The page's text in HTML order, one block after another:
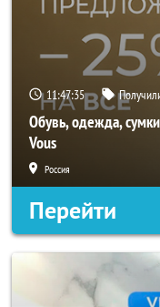
11:47:33
Обувь, одежда,
Vous
Россия
Перейти